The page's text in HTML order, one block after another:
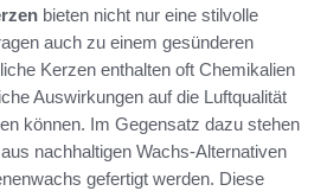
bieten nicht nur eine stilvolle
auch zu einem gesünderen
Kerzen enthalten oft Chemikalien
Auswirkungen auf die Luftqualität
können. Im Gegensatz dazu stehen
nachhaltigen Wachs-Alternativen
gefertigt werden. Diese